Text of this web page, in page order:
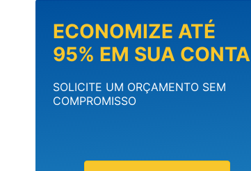
ECONOMIZE ATÉ
95% EM SUA CONTA
SOLICITE UM ORÇAMENTO SEM
COMPROMISSO